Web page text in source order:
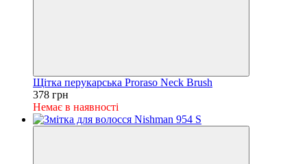
Щітка перукарська Proraso Neck Brush
378 грн
Немає в наявності